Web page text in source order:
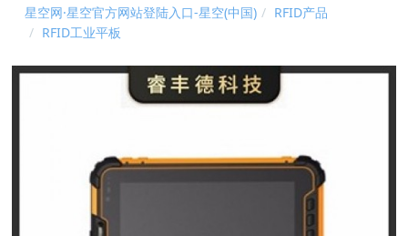
国际RFID行业标准有哪些？
星空网·星空官方网站登陆入口-星空(中国)
RFID产品
RFID工业平板